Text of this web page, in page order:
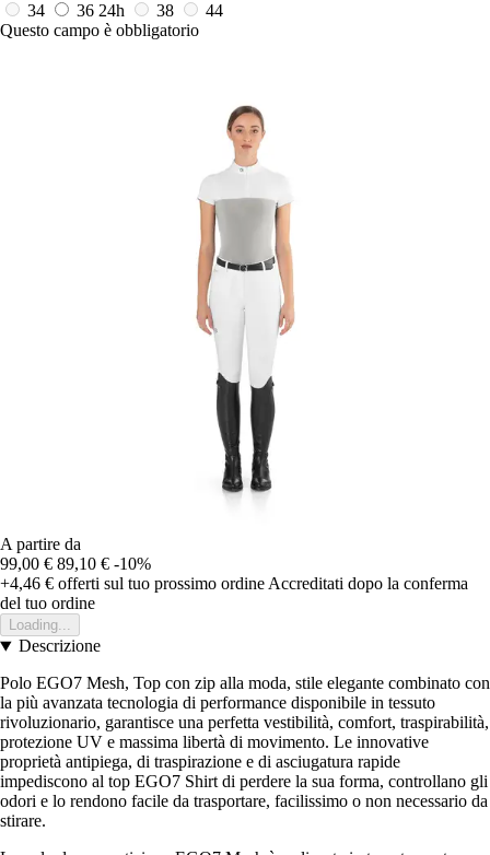
34
36 24h 38
44
Questo campo è obbligatorio
A partire da
99,00 € 89,10 € -10%
+4,46 € offerti sul tuo prossimo ordineAccreditati dopo la conferma
del tuo ordine
Loading...
Descrizione
Polo EGO7 Mesh, Top con zip alla moda, stile elegante combinato con
la più avanzata tecnologia di performance disponibile in tessuto
rivoluzionario, garantisce una perfetta vestibilità, comfort, traspirabilità,
protezione UV e massima libertà di movimento. Le innovative
proprietà antipiega, di traspirazione e di asciugatura rapide
impediscono al top EGO7 Shirt di perdere la sua forma, controllano gli
odori e lo rendono facile da trasportare, facilissimo o non necessario da
stirare.